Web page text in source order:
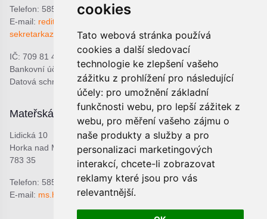
cookies
Tato webová stránka používá
cookies a další sledovací
technologie ke zlepšení vašeho
zážitku z prohlížení pro následující
účely: pro umožnění základní
funkčnosti webu, pro lepší zážitek z
webu, pro měření vašeho zájmu o
naše produkty a služby a pro
personalizaci marketingových
interakcí, chcete-li zobrazovat
reklamy které jsou pro vás
relevantnější.
Telefon: 585 378 047
E-mail: reditel@zshorka.cz
sekretarkazshorka@seznam.cz
IČ: 709 81 493
Bankovní účet: 1809609309/0800
Datová schránka: bjema48
Mateřská škola
Lidická 10
Horka nad Moravou
783 35
Telefon: 585 378 068
E-mail: ms.horka@seznam.cz
Školní jídelna
Lidická 9
Horka nad Moravou
783 35
Telefon: 601 537 678